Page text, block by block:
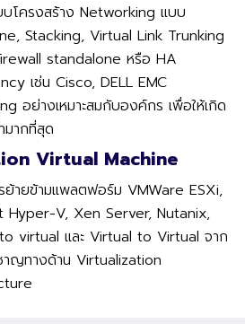
บโครงสร้าง Networking แบบ
Stacking, Virtual Link Trunking
standalone หรือ HA
เช่น Cisco, DELL EMC
อย่างเหมาะสมกับองค์กร เพื่อให้เกิด
มากที่สุด
Virtual Machine
ย้ายข้ามแพลตฟอร์ม VMWare ESXi,
Hyper-V, Xen Server, Nutanix,
virtual และ Virtual to Virtual จาก
าญทางด้าน Virtualization